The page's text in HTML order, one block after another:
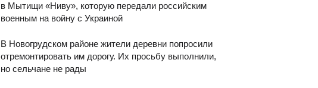
в Мытищи «Ниву», которую передали российским
военным на войну с Украиной
В Новогрудском районе жители деревни попросили
отремонтировать им дорогу. Их просьбу выполнили,
но сельчане не рады